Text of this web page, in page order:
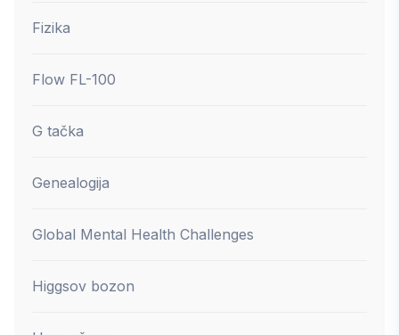
Fizika
Flow FL-100
G tačka
Genealogija
Global Mental Health Challenges
Higgsov bozon